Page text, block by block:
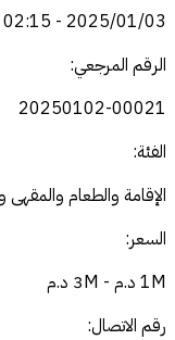
2025/01/03 - 02:15 AM
الرقم المرجعي:
20250102-00021
الفئة:
الإقامة والطعام
السعر:
1M د.م - 3M د.م
رقم الاتصال: